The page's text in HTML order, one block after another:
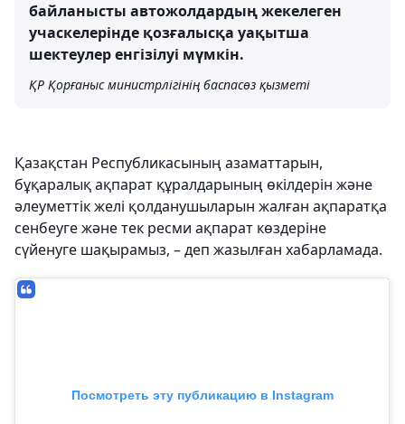
байланысты автожолдардың жекелеген
учаскелерінде қозғалысқа уақытша
шектеулер енгізілуі мүмкін.
ҚР Қорғаныс министрлігінің баспасөз қызметі
Қазақстан Республикасының азаматтарын,
бұқаралық ақпарат құралдарының өкілдерін және
әлеуметтік желі қолданушыларын жалған ақпаратқа
сенбеуге және тек ресми ақпарат көздеріне
сүйенуге шақырамыз, – деп жазылған хабарламада.
Посмотреть эту публикацию в Instagram